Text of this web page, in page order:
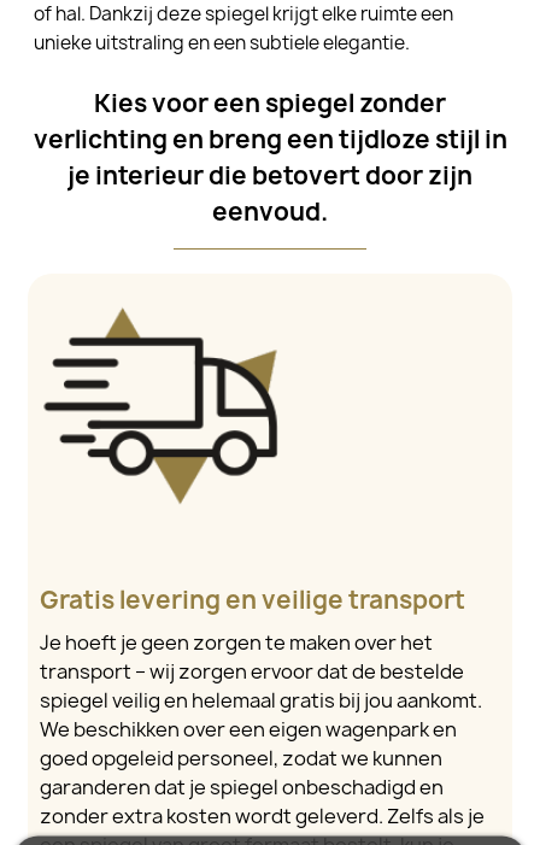
of hal. Dankzij deze spiegel krijgt elke ruimte een
unieke uitstraling en een subtiele elegantie.
Kies voor een spiegel zonder
verlichting en breng een tijdloze stijl in
je interieur die betovert door zijn
eenvoud.
Gratis levering en veilige transport
Je hoeft je geen zorgen te maken over het
transport – wij zorgen ervoor dat de bestelde
spiegel veilig en helemaal gratis bij jou aankomt.
We beschikken over een eigen wagenpark en
goed opgeleid personeel, zodat we kunnen
garanderen dat je spiegel onbeschadigd en
zonder extra kosten wordt geleverd. Zelfs als je